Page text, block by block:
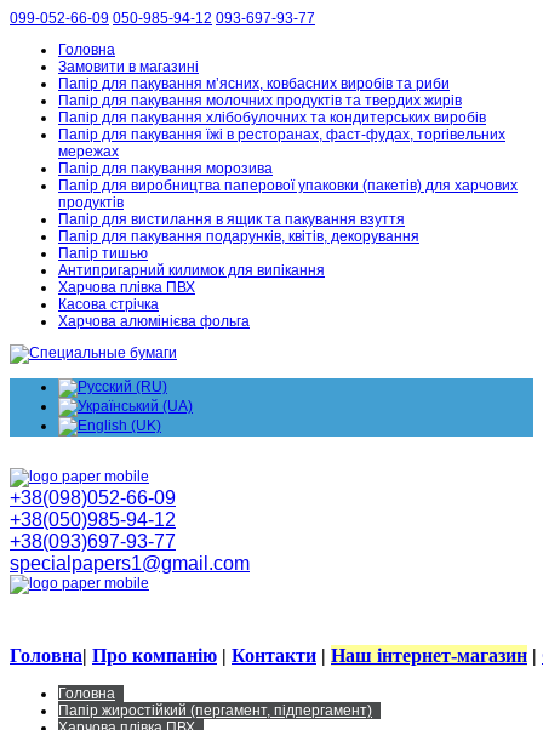
099-052-66-09 050-985-94-12 093-697-93-77
Головна
Замовити в магазині
Папір для пакування м’ясних, ковбасних виробів та риби
Папір для пакування молочних продуктів та твердих жирів
Папір для пакування хлібобулочних та кондитерських виробів
Папір для пакування їжі в ресторанах, фаст-фудах, торгівельних
мережах
Папір для пакування морозива
Папір для виробництва паперової упаковки (пакетів) для харчових
продуктів
Папір для вистилання в ящик та пакування взуття
Папір для пакування подарунків, квітів, декорування
Папір тишью
Антипригарний килимок для випікання
Харчова плівка ПВХ
Касова стрічка
Харчова алюмінієва фольга
+38(098)052-66-09
+38(050)985-94-12
+38(093)697-93-77
specialpapers1@gmail.com
Головна| Про компанію | Контакти | Наш інтернет-магазин |
Головна
Папір жиростійкий (пергамент, підпергамент)